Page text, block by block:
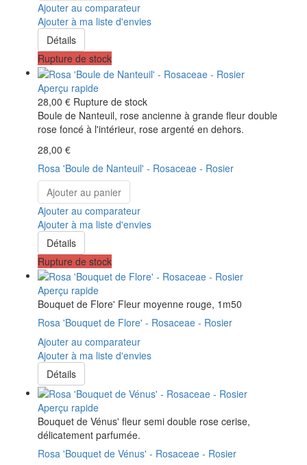
Ajouter au comparateur
Ajouter à ma liste d'envies
Détails
Rupture de stock
Aperçu rapide
28,00 € Rupture de stock
Boule de Nanteuil, rose ancienne à grande fleur double
rose foncé à l'intérieur, rose argenté en dehors.
28,00 €
Rosa 'Boule de Nanteuil' - Rosaceae - Rosier
Ajouter au panier
Ajouter au comparateur
Ajouter à ma liste d'envies
Détails
Rupture de stock
Aperçu rapide
Bouquet de Flore' Fleur moyenne rouge, 1m50
Rosa 'Bouquet de Flore' - Rosaceae - Rosier
Ajouter au comparateur
Ajouter à ma liste d'envies
Détails
Aperçu rapide
Bouquet de Vénus' fleur semi double rose cerise,
délicatement parfumée.
Rosa 'Bouquet de Vénus' - Rosaceae - Rosier